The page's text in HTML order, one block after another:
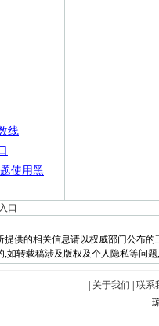
线
使用黑
口
供的相关信息请以权威部门公布的
转载稿涉及版权及个人隐私等问题
关于我们
联系